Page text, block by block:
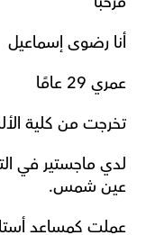
أنا رضوى إسماعيل
عمري 29 عامًا
تخرجت من كلية
عين شمس.